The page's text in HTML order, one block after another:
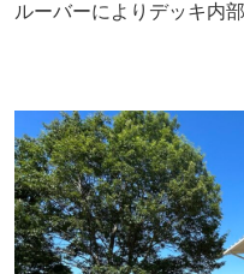
ルーバーによりデッキ内